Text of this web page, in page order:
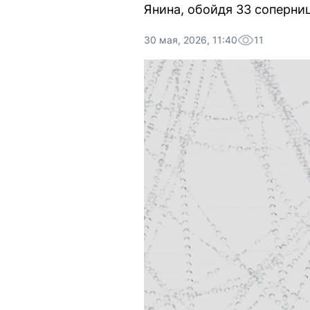
Янина, обойдя 33
30 мая, 2026, 11:40 11